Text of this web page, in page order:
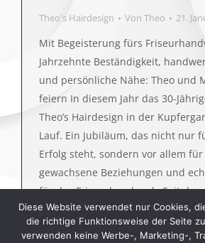
Theo's Hairdesign Von Theo 21.
Mit Begeisterung fürs
Jahrzehnte Beständigkeit,
und persönliche Nähe: Theo und
feiern In diesem Jahr das 30-
Theo’s Hairdesign in der
Lauf. Ein Jubiläum, das nicht nur
Erfolg steht, sondern vor allem
gewachsene Beziehungen und
für das Friseurhandwerk. Seit
Diese Website verwendet nur Cookies,
die richtige Funktionsweise der Seite
verwenden keine Werbe-, Marketing-,